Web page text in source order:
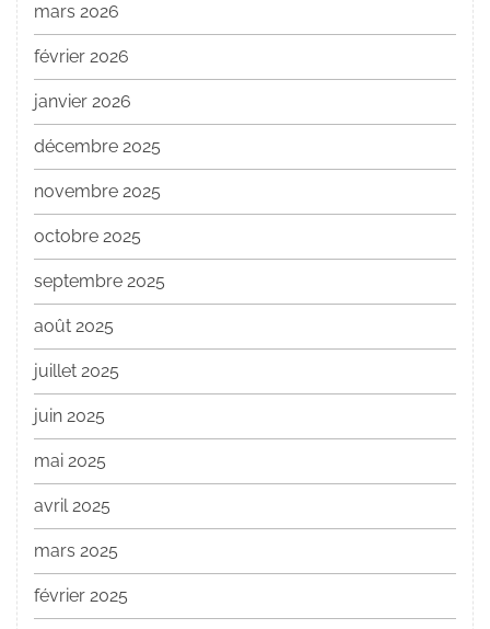
mars 2026
février 2026
janvier 2026
décembre 2025
novembre 2025
octobre 2025
septembre 2025
août 2025
juillet 2025
juin 2025
mai 2025
avril 2025
mars 2025
février 2025